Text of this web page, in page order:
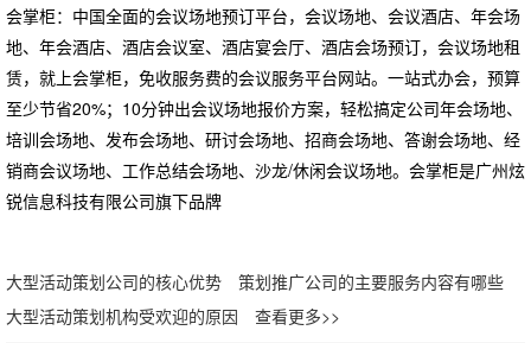
会掌柜：中国全面的会议场地预订平台，会议场地、会议酒店、年会场
地、年会酒店、酒店会议室、酒店宴会厅、酒店会场预订，会议场地租
赁，就上会掌柜，免收服务费的会议服务平台网站。一站式办会，预算
至少节省20%；10分钟出会议场地报价方案，轻松搞定公司年会场地、
培训会场地、发布会场地、研讨会场地、招商会场地、答谢会场地、经
销商会议场地、工作总结会场地、沙龙/休闲会议场地。会掌柜是广州炫
锐信息科技有限公司旗下品牌
大型活动策划公司的核心优势
策划推广公司的主要服务内容有哪些
大型活动策划机构受欢迎的原因
查看更多>>